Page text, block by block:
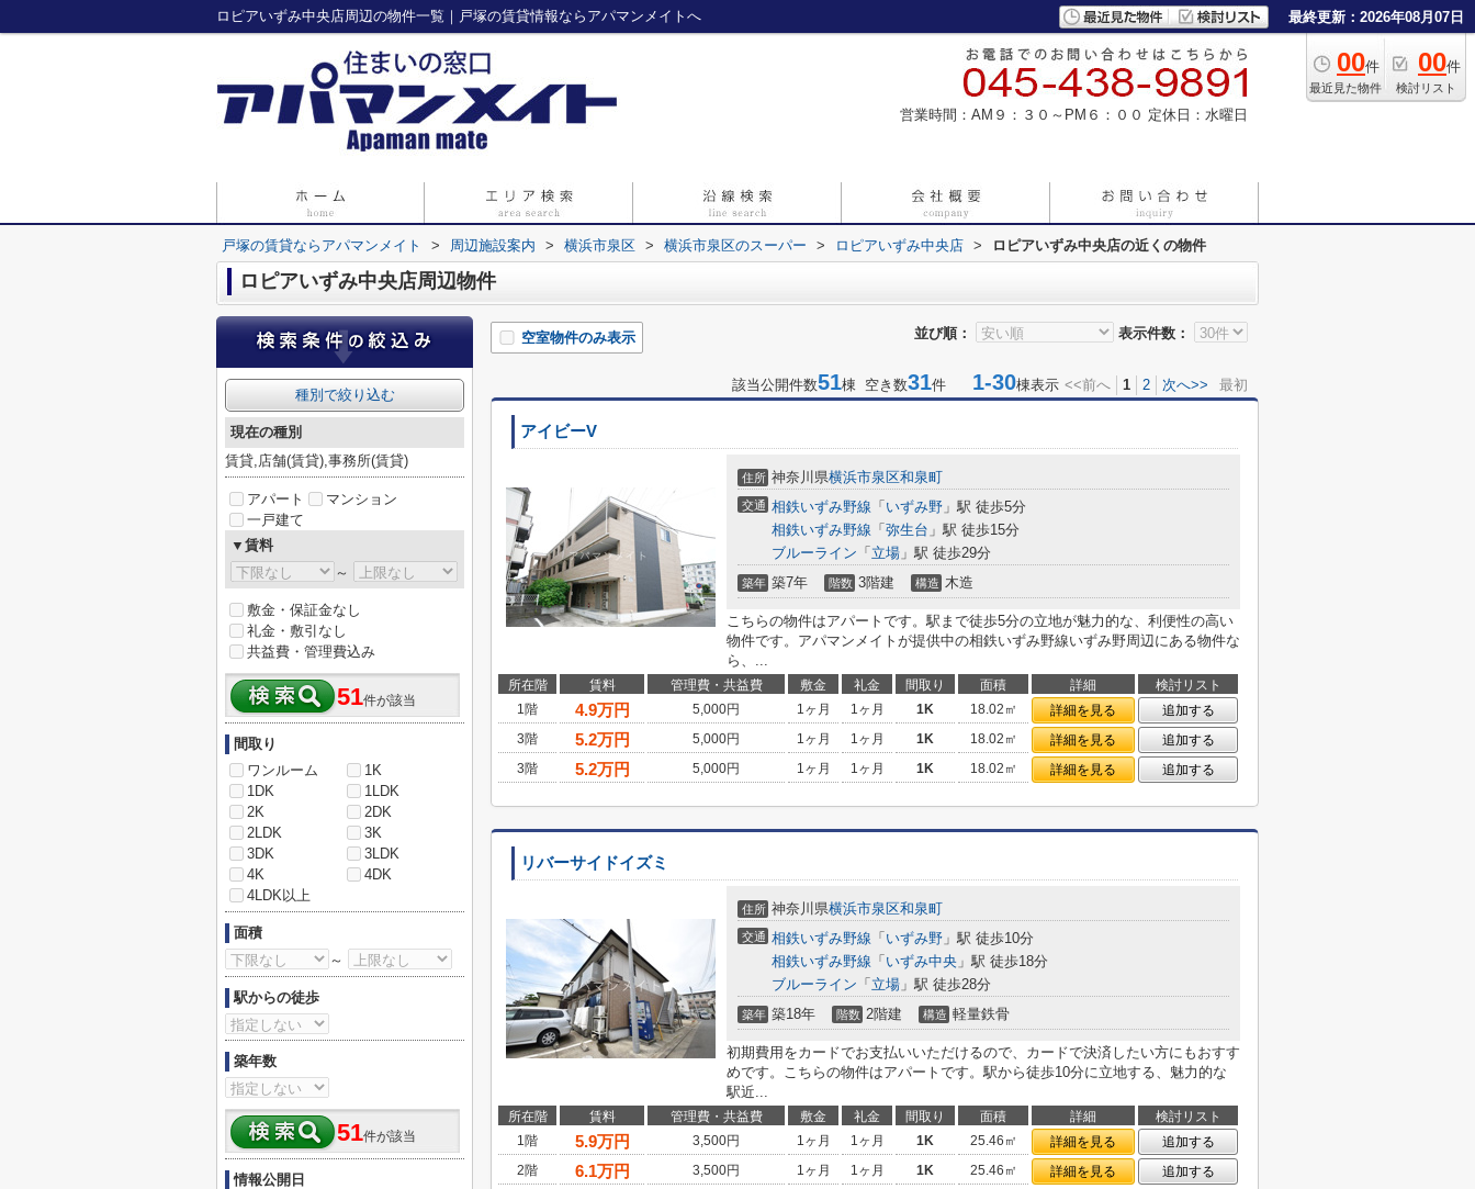
ロピアいずみ中央店周辺の物件一覧｜戸塚の賃貸情報ならアパマンメイトへ 最終更新：2026年08月07日
00件
最近見た物件
00件
検討リスト
営業時間：AM９：３０～PM６：００ 定休日：水曜日
戸塚の賃貸ならアパマンメイト > 周辺施設案内 > 横浜市泉区 > 横浜市泉区のスーパー > ロピアいずみ中央店 > ロピアいずみ中央店の近くの物件
ロピアいずみ中央店周辺物件
並び順： 表示件数：
空室物件のみ表示
該当公開件数51棟 空き数31件 1-30棟表示 <<前へ 1 2 次へ>> 最初
アイビーV
住所 神奈川県横浜市泉区和泉町
交通 相鉄いずみ野線 「 いずみ野 」駅 徒歩5分
相鉄いずみ野線 「 弥生台 」駅 徒歩15分
ブルーライン 「 立場 」駅 徒歩29分
築年 築7年 階数 3階建 構造 木造
こちらの物件はアパートです。駅まで徒歩5分の立地が魅力的な、利便性の高い
物件です。アパマンメイトが提供中の相鉄いずみ野線いずみ野周辺にある物件な
ら、...
所在階 賃料 管理費・共益費 敷金 礼金 間取り 面積 詳細
検討リスト
1階
4.9万円 5,000円 1ヶ月 1ヶ月 1K 18.02㎡ 詳細を見る
追加する
3階
5.2万円 5,000円 1ヶ月 1ヶ月 1K 18.02㎡ 詳細を見る
追加する
3階
5.2万円 5,000円 1ヶ月 1ヶ月 1K 18.02㎡ 詳細を見る 追加する
リバーサイドイズミ
住所 神奈川県横浜市泉区和泉町
交通 相鉄いずみ野線 「 いずみ野 」駅 徒歩10分
相鉄いずみ野線 「 いずみ中央 」駅 徒歩18分
ブルーライン 「 立場 」駅 徒歩28分
築年 築18年 階数 2階建 構造 軽量鉄骨
初期費用をカードでお支払いいただけるので、カードで決済したい方にもおすす
めです。こちらの物件はアパートです。駅から徒歩10分に立地する、魅力的な
駅近...
所在階 賃料 管理費・共益費 敷金 礼金 間取り 面積 詳細
検討リスト
1階
5.9万円 3,500円 1ヶ月 1ヶ月 1K 25.46㎡ 詳細を見る
追加する
2階
6.1万円 3,500円 1ヶ月 1ヶ月 1K 25.46㎡ 詳細を見る 追加する
種別で絞り込む
現在の種別
賃貸,店舗(賃貸),事務所(賃貸)
アパート
マンション
一戸建て
▼賃料
～
敷金・保証金なし
礼金・敷引なし
共益費・管理費込み
51件が該当
間取り
ワンルーム
1K
1DK
1LDK
2K
2DK
2LDK
3K
3DK
3LDK
4K
4DK
4LDK以上
面積
～
駅からの徒歩
築年数
51件が該当
情報公開日